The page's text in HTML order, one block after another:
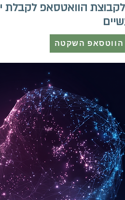
לקבוצת הוואטסאפ לקבלת
הווטסאפ השקטה